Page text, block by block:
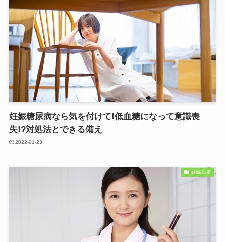
妊娠糖尿病なら気を付けて!低血糖になって意識喪
失!?対処法とできる備え
2022-01-23
妊娠/出産